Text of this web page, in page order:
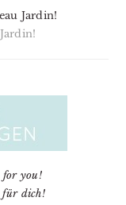
Jardin!
for you!
für dich!